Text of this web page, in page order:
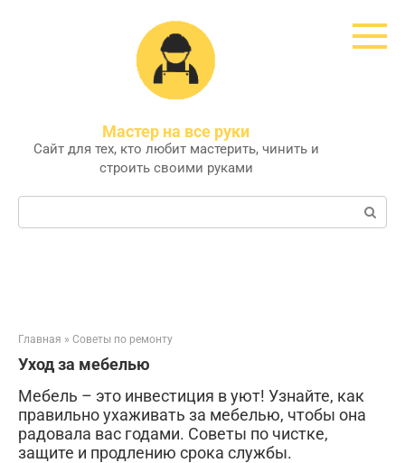
Мастер на все руки
Сайт для тех, кто любит мастерить, чинить и
строить своими руками
Поиск:
Главная » Советы по ремонту
Уход за мебелью
Мебель – это инвестиция в уют! Узнайте, как
правильно ухаживать за мебелью, чтобы она
радовала вас годами. Советы по чистке,
защите и продлению срока службы.